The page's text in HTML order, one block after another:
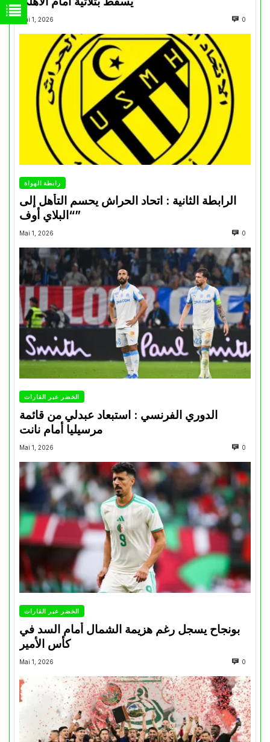
Mai 1, 2026 0
رابطة الهواة
الرابطة الثانية : اتحاد الحراش يحسم التأهل إلى
“البلاي أوف”
Mai 1, 2026 0
الخضر عبر القارات
الدوري الفرنسي : استبعاد عبدلي من قائمة
مرسيليا أمام نانت
Mai 1, 2026 0
الخضر عبر القارات
بونجاح يسجل رغم هزيمة الشمال أمام السد في
كأس الأمير
Mai 1, 2026 0